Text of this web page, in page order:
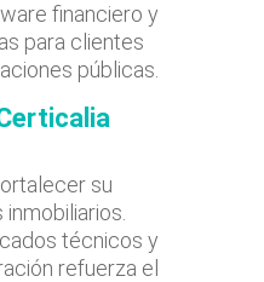
financiero y
para clientes
públicas.
su
técnicos y
refuerza el